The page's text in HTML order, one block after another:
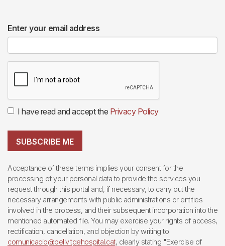
Enter your email address
I have read and accept the Privacy Policy
SUBSCRIBE ME
Acceptance of these terms implies your consent for the
processing of your personal data to provide the services you
request through this portal and, if necessary, to carry out the
necessary arrangements with public administrations or entities
involved in the process, and their subsequent incorporation into the
mentioned automated file. You may exercise your rights of access,
rectification, cancellation, and objection by writing to
comunicacio@bellvitgehospital.cat, clearly stating "Exercise of